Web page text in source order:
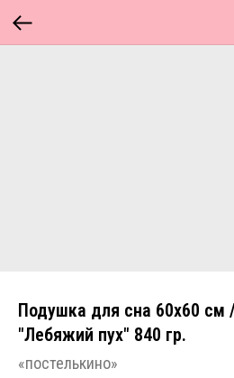
Подушка для сна 60х60 см
"Лебяжий пух" 840 гр.
«постелькино»